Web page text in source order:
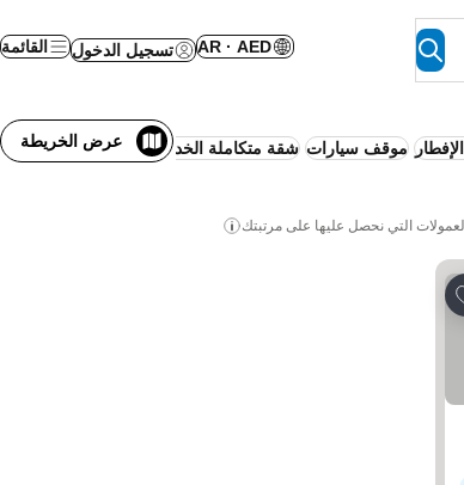
AR · AED تسجيل الدخول القائمة
موقف سيارات شقة متكاملة الخدمات مسبح تكييف واي
عرض الخريطة
التي نحصل عليها على مرتبتك
Add to